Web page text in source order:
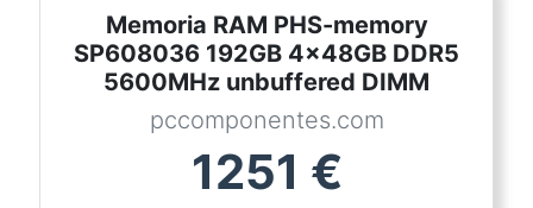
Memoria RAM PHS-memory
SP608036 192GB 4x48GB DDR5
5600MHz unbuffered DIMM
pccomponentes.com
1251 €